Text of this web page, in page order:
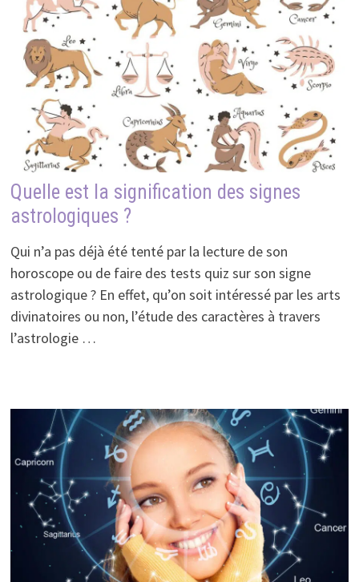
Quelle est la signification des signes
astrologiques ?
Qui n’a pas déjà été tenté par la lecture de son
horoscope ou de faire des tests quiz sur son signe
astrologique ? En effet, qu’on soit intéressé par les arts
divinatoires ou non, l’étude des caractères à travers
l’astrologie …